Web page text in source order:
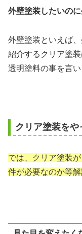
外壁塗装したいの
外壁塗装といえば
紹介するクリア塗
透明塗料の事を言い
クリア塗装をや
では、クリア塗装
件が必要なのか等解